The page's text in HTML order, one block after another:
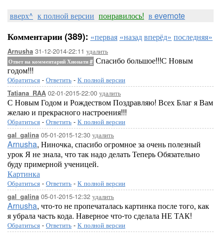
вверх^ к полной версии понравилось! в evernote
Комментарии (389): «первая «назадвперёд» последняя»
Arnusha 31-12-2014-22:11 удалить
Ответ на комментарий Хионати # Спасибо большое!!!С Новым
годом!!!
Обратиться - Ответить - К полной версии
Tatiana_RAA 02-01-2015-22:00 удалить
С Новым Годом и Рождеством Поздравляю! Всех Благ я Вам
желаю и прекрасного настроения!!!
Обратиться - Ответить - К полной версии
gal_galina 05-01-2015-12:30 удалить
Arnusha, Ниночка, спасибо огромное за очень полезный
урок Я не знала, что так надо делать Теперь Обязательно
буду примерной ученицей.
Картинка
Обратиться - Ответить - К полной версии
gal_galina 05-01-2015-12:32 удалить
Arnusha, что-то не пропечаталась картинка после того, как
я убрала часть кода. Наверное что-то сделала НЕ ТАК!
Обратиться - Ответить - К полной версии